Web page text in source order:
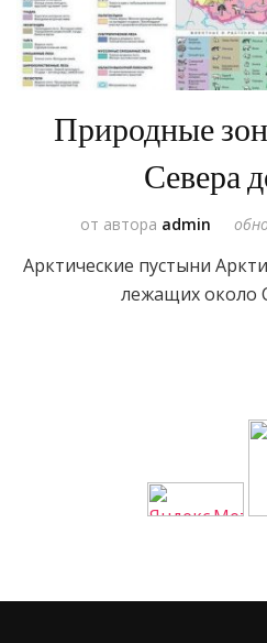
Природные
Севера
от автора admin
Арктические пустыни
лежащих около